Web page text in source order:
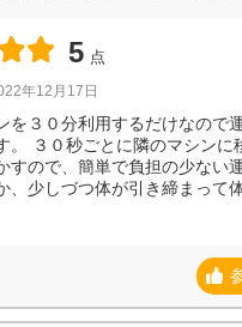
5 点
年12月17日
を３０分利用するだけなので
。 ３０秒ごとに隣のマシンに
すので、簡単で負担の少ない
、少しづつ体が引き締まって